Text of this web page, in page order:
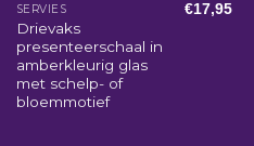
SERVIES
Drievaks
presenteerschaal in
amberkleurig glas
met schelp- of
bloemmotief
€17,95